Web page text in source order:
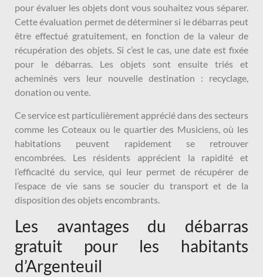
pour évaluer les objets dont vous souhaitez vous séparer.
Cette évaluation permet de déterminer si le débarras peut
être effectué gratuitement, en fonction de la valeur de
récupération des objets. Si c’est le cas, une date est fixée
pour le débarras. Les objets sont ensuite triés et
acheminés vers leur nouvelle destination : recyclage,
donation ou vente.
Ce service est particulièrement apprécié dans des secteurs
comme les Coteaux ou le quartier des Musiciens, où les
habitations peuvent rapidement se retrouver
encombrées. Les résidents apprécient la rapidité et
l’efficacité du service, qui leur permet de récupérer de
l’espace de vie sans se soucier du transport et de la
disposition des objets encombrants.
Les avantages du débarras
gratuit pour les habitants
d’Argenteuil